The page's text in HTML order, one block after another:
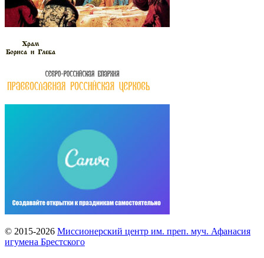
© 2015-2026 Миссионерский центр им. преп. муч. Афанасия
игумена Брестского